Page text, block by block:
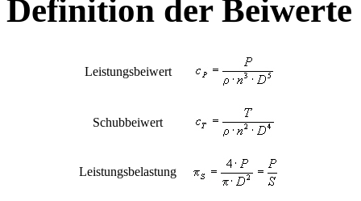
Definition der Beiwerte
Leistungsbeiwert
Schubbeiwert
Leistungsbelastung